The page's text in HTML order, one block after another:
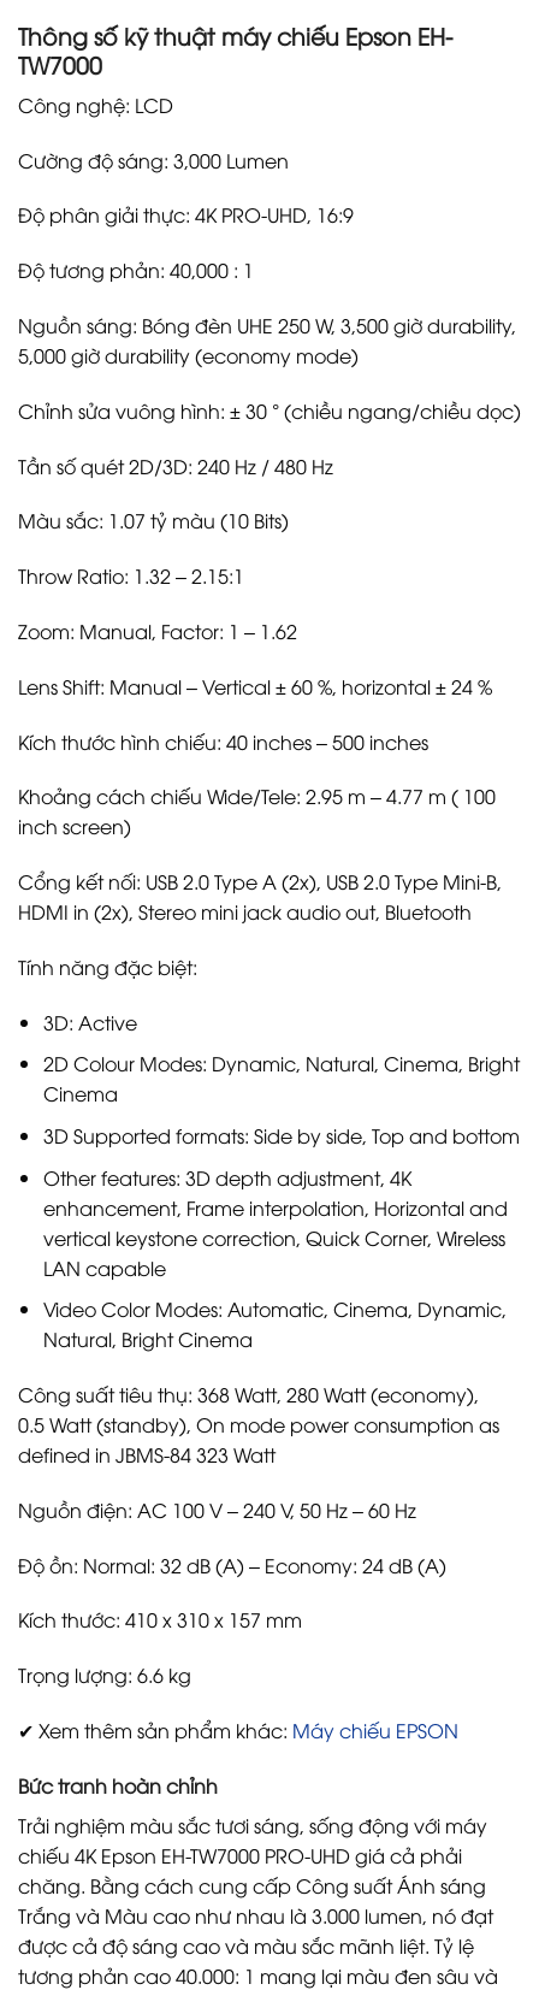
Thông số kỹ thuật máy chiếu Epson EH-
TW7000
Công nghệ: LCD
Cường độ sáng: 3,000 Lumen
Độ phân giải thực: 4K PRO-UHD, 16:9
Độ tương phản: 40,000 : 1
Nguồn sáng: Bóng đèn UHE 250 W, 3,500 giờ durability,
5,000 giờ durability (economy mode)
Chỉnh sửa vuông hình: ± 30 ° (chiều ngang/chiều dọc)
Tần số quét 2D/3D: 240 Hz / 480 Hz
Màu sắc: 1.07 tỷ màu (10 Bits)
Throw Ratio: 1.32 – 2.15:1
Zoom: Manual, Factor: 1 – 1.62
Lens Shift: Manual – Vertical ± 60 %, horizontal ± 24 %
Kích thước hình chiếu: 40 inches – 500 inches
Khoảng cách chiếu Wide/Tele: 2.95 m – 4.77 m ( 100
inch screen)
Cổng kết nối: USB 2.0 Type A (2x), USB 2.0 Type Mini-B,
HDMI in (2x), Stereo mini jack audio out, Bluetooth
Tính năng đặc biệt:
3D: Active
2D Colour Modes: Dynamic, Natural, Cinema, Bright
Cinema
3D Supported formats: Side by side, Top and bottom
Other features: 3D depth adjustment, 4K
enhancement, Frame interpolation, Horizontal and
vertical keystone correction, Quick Corner, Wireless
LAN capable
Video Color Modes: Automatic, Cinema, Dynamic,
Natural, Bright Cinema
Công suất tiêu thụ: 368 Watt, 280 Watt (economy),
0.5 Watt (standby), On mode power consumption as
defined in JBMS-84 323 Watt
Nguồn điện: AC 100 V – 240 V, 50 Hz – 60 Hz
Độ ồn: Normal: 32 dB (A) – Economy: 24 dB (A)
Kích thước: 410‎ x 310 x 157 mm
Trọng lượng: 6.6 kg
✔ Xem thêm sản phẩm khác: Máy chiếu EPSON
Bức tranh hoàn chỉnh
Trải nghiệm màu sắc tươi sáng, sống động với máy
chiếu 4K Epson EH-TW7000 PRO-UHD giá cả phải
chăng. Bằng cách cung cấp Công suất Ánh sáng
Trắng và Màu cao như nhau là 3.000 lumen, nó đạt
được cả độ sáng cao và màu sắc mãnh liệt. Tỷ lệ
tương phản cao 40.000: 1 mang lại màu đen sâu và